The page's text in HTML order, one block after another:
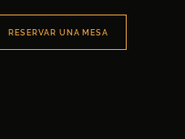
RESERVAR UNA MESA